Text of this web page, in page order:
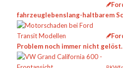
fahrzeuglebenslang-haltbarem
Problem noch immer nicht gelöst.